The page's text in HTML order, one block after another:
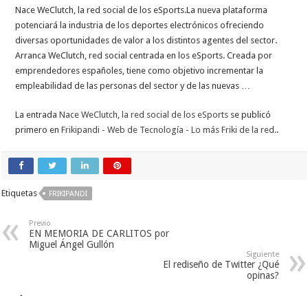
Nace WeClutch, la red social de los eSports.La nueva plataforma
potenciará la industria de los deportes electrónicos ofreciendo
diversas oportunidades de valor a los distintos agentes del sector.
Arranca WeClutch, red social centrada en los eSports. Creada por
emprendedores españoles, tiene como objetivo incrementar la
empleabilidad de las personas del sector y de las nuevas …
La entradaNace WeClutch, la red social de los eSports se publicó
primero enFrikipandi - Web de Tecnología - Lo más Friki de la red..
Etiquetas FRIKIPANDI
Previo
EN MEMORIA DE CARLITOS por
Miguel Ángel Gullón
Siguiente
El rediseño de Twitter ¿Qué
opinas?